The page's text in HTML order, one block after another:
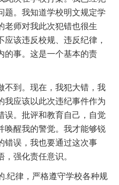
题。我知道学校明文规定学
老师对我此次犯错也很生
该违反校规、违反纪律，
的事。这是一个基本的责
不到。现在，我犯大错，我
我应该以此次违纪事件作为
误。批评和教育自己，自觉
唤醒我的警觉。我才能够锐
错误，我也要通过这次事
强化责任意识。
.纪律，严格遵守学校各种规